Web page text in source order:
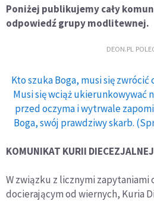
Poniżej publikujemy cały
odpowiedź grupy modlitewnej.
DEON.PL
Kto szuka Boga, musi się
Musi się wciąż ukierunkowywać
przed oczyma i wytrwale
Boga, swój prawdziwy skarb.
KOMUNIKAT KURII
W związku z licznymi zapytaniami
docierającym od wiernych, Kuria